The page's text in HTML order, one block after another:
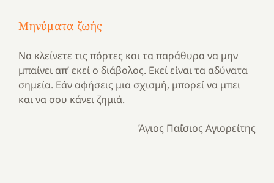
Μηνύματα ζωής
Να κλείνετε τις πόρτες και τα παράθυρα να μην
μπαίνει απ’ εκεί ο διάβολος. Εκεί είναι τα αδύνατα
σημεία. Εάν αφήσεις μια σχισμή, μπορεί να μπει
και να σου κάνει ζημιά.
Άγιος Παΐσιος Αγιορείτης